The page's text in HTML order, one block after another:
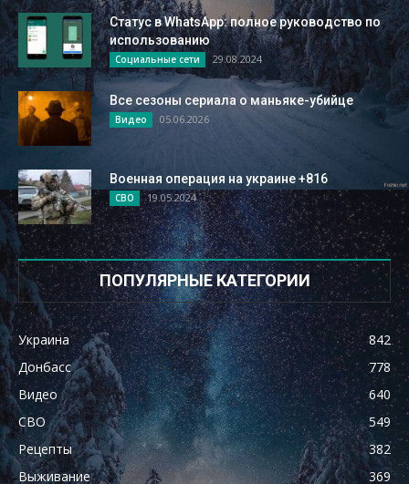
Статус в WhatsApp: полное руководство по
использованию
Социальные сети 29.08.2024
Все сезоны сериала о маньяке-убийце
Видео 05.06.2026
Военная операция на украине +816
СВО 19.05.2024
ПОПУЛЯРНЫЕ КАТЕГОРИИ
Украина
842
Донбасс
778
Видео
640
СВО
549
Рецепты
382
Выживание
369